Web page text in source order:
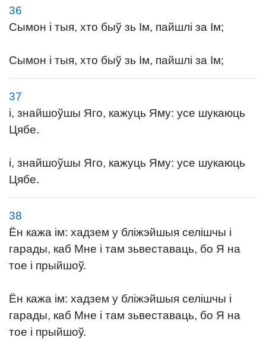
36
Сымон і тыя, хто быў зь Ім, пайшлі за Ім;
Сымон і тыя, хто быў зь Ім, пайшлі за Ім;
37
і, знайшоўшы Яго, кажуць Яму: усе шукаюць
Цябе.
і, знайшоўшы Яго, кажуць Яму: усе шукаюць
Цябе.
38
Ён кажа ім: хадзем у бліжэйшыя селішчы і
гарады, каб Мне і там зьвеставаць, бо Я на
тое і прыйшоў.
Ён кажа ім: хадзем у бліжэйшыя селішчы і
гарады, каб Мне і там зьвеставаць, бо Я на
тое і прыйшоў.